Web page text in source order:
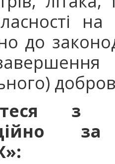
до
з